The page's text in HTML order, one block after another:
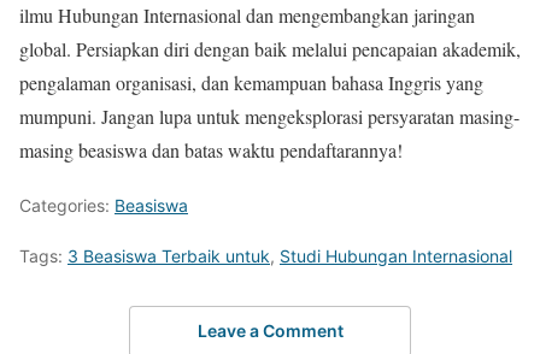
ilmu Hubungan Internasional dan mengembangkan jaringan
global. Persiapkan diri dengan baik melalui pencapaian akademik,
pengalaman organisasi, dan kemampuan bahasa Inggris yang
mumpuni. Jangan lupa untuk mengeksplorasi persyaratan masing-
masing beasiswa dan batas waktu pendaftarannya!
Categories: Beasiswa
Tags: 3 Beasiswa Terbaik untuk, Studi Hubungan Internasional
Leave a Comment